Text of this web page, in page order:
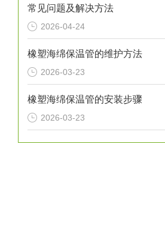
常见问题及解决方法
2026-04-24
橡塑海绵保温管的维护方法
2026-03-23
橡塑海绵保温管的安装步骤
2026-03-23